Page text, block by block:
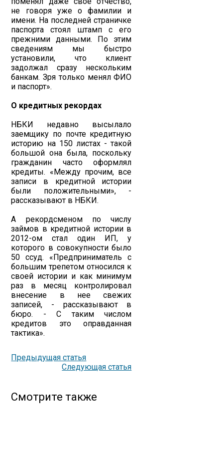
не говоря уже о фамилии и
имени. На последней страничке
паспорта стоял штамп с его
прежними данными. По этим
сведениям мы быстро
установили, что клиент
задолжал сразу нескольким
банкам. Зря только менял ФИО
и паспорт».
О кредитных рекордах
НБКИ недавно высылало
заемщику по почте кредитную
историю на 150 листах - такой
большой она была, поскольку
гражданин часто оформлял
кредиты. «Между прочим, все
записи в кредитной истории
были положительными», -
рассказывают в НБКИ.
А рекордсменом по числу
займов в кредитной истории в
2012-ом стал один ИП, у
которого в совокупности было
50 ссуд. «Предприниматель с
большим трепетом относился к
своей истории и как минимум
раз в месяц контролировал
внесение в нее свежих
записей, - рассказывают в
бюро. - С таким числом
кредитов это оправданная
тактика».
Предыдущая статья
Следующая статья
Смотрите также